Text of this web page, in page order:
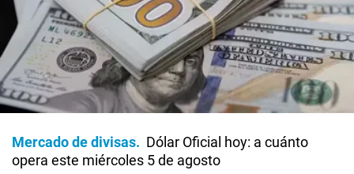
Mercado de divisas
Dólar Oficial hoy: a cuánto
opera este miércoles 5 de agosto